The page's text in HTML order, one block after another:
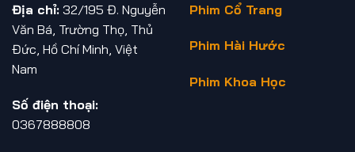
Địa chỉ: 32/195 Đ. Nguyễn
Văn Bá, Trường Thọ, Thủ
Đức, Hồ Chí Minh, Việt
Nam
Số điện thoại:
0367888808
Phim Cổ Trang
Phim Hài Hước
Phim Khoa Học